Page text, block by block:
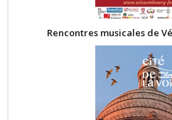
Rencontres musicales de